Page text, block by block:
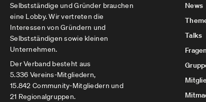
Selbstständige und Gründer brauchen
eine Lobby. Wir vertreten die
Interessen von Gründern und
Selbstständigen sowie kleinen
Unternehmen.
Der Verband besteht aus
5.336 Vereins-Mitgliedern,
15.842 Community-Mitgliedern und
21 Regionalgruppen.
News
Talks
Fragen